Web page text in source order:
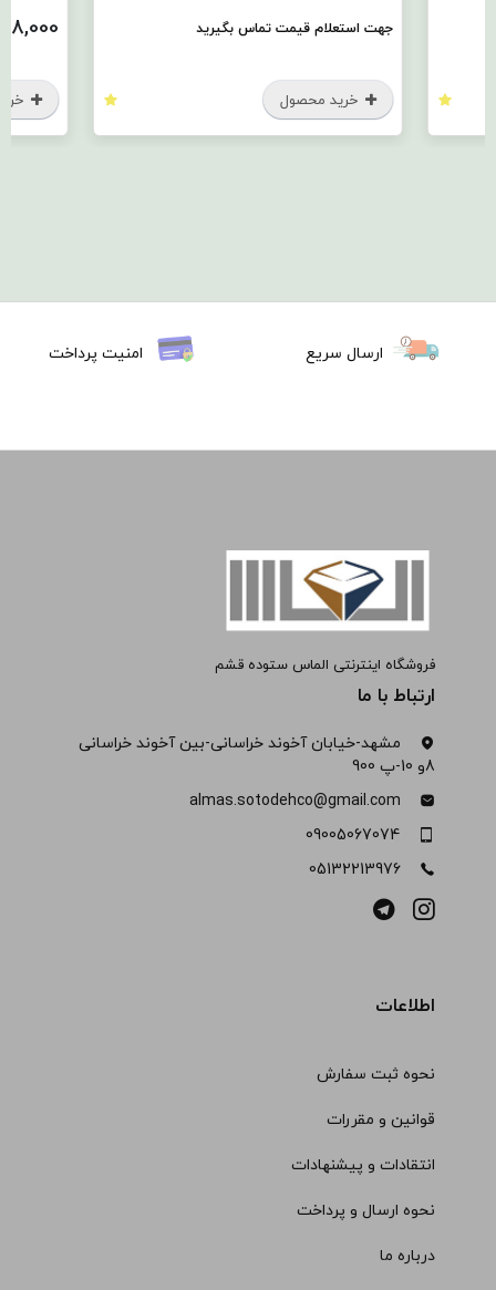
جهت استعلام قیمت تماس بگیرید
خرید محصول
ارسال سریع امنیت پرداخت
فروشگاه اینترنتی الماس ستوده قشم
ارتباط با ما
مشهد-خیابان آخوند خراسانی-بین آخوند خراسانی
8و 10-پ 900
almas.sotodehco@gmail.com
09005067074
05132213976
اطلاعات
نحوه ثبت سفارش
قوانین و مقررات
انتقادات و پیشنهادات
نحوه ارسال و پرداخت
درباره ما